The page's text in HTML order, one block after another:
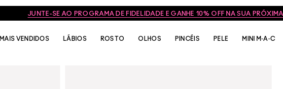
JUNTE-SE AO PROGRAMA DE FIDELIDADE E GANHE 10% OFF NA SUA
MAIS VENDIDOS LÁBIOS ROSTO OLHOS PINCÉIS PELE MINI M·A·C